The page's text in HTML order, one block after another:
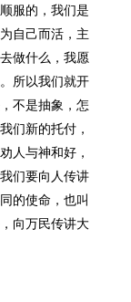
服的，我们是
自己而活，主
做什么，我愿
所以我们就开
不是抽象，怎
们新的托付，
人与神和好，
们要向人传讲
的使命，也叫
向万民传讲大